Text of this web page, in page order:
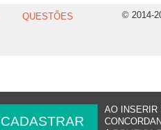
QUESTÕES © 2014-
AO INSERIR